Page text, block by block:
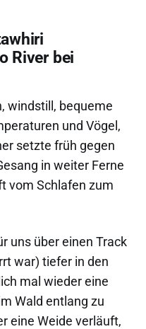
River bei
windstill, bequeme
und Vögel,
setzte früh gegen
in weiter Ferne
vom Schlafen zum
uns über einen Track
war) tiefer in den
mal wieder eine
Wald entlang zu
eine Weide verläuft,